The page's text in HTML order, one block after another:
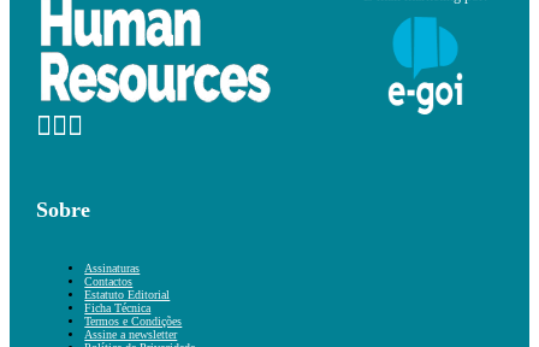
Sobre
Assinaturas
Contactos
Estatuto Editorial
Ficha Técnica
Termos e Condições
Assine a newsletter